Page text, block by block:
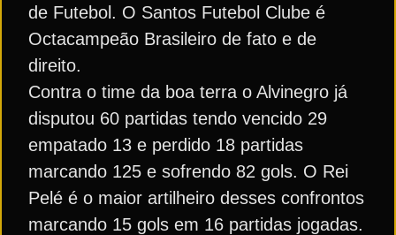
de Futebol. O Santos Futebol Clube é
Octacampeão Brasileiro de fato e de
direito.
Contra o time da boa terra o Alvinegro já
disputou 60 partidas tendo vencido 29
empatado 13 e perdido 18 partidas
marcando 125 e sofrendo 82 gols. O Rei
Pelé é o maior artilheiro desses confrontos
marcando 15 gols em 16 partidas jogadas.